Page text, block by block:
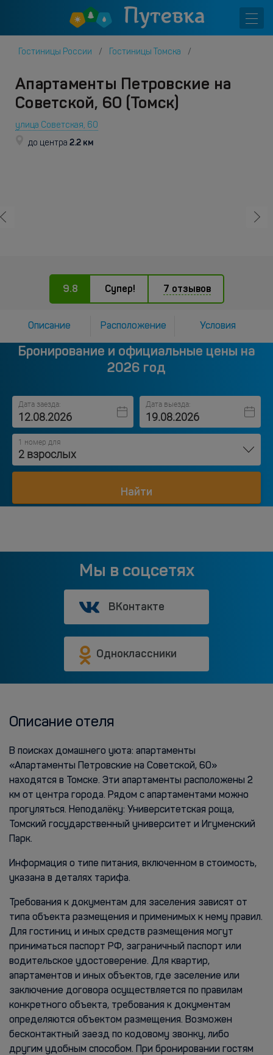
Гостиницы России Гостиницы Томска
Апартаменты Петровские на
Советской, 60 (Томск)
улица Советская, 60
до центра 2.2 км
9.8 Супер! 7 отзывов
Описание Расположение Условия
Бронирование и официальные цены на
2026 год
Дата заезда: Дата выезда:
1 номер для
2 взрослых
Найти
Мы в соцсетях
ВКонтакте
Одноклассники
Описание отеля
В поисках домашнего уюта: апартаменты
«Апартаменты Петровские на Советской, 60»
находятся в Томске. Эти апартаменты расположены 2
км от центра города. Рядом с апартаментами можно
прогуляться. Неподалёку: Университетская роща,
Томский государственный университет и Игуменский
Парк.
Информация о типе питания, включенном в стоимость,
указана в деталях тарифа.
Требования к документам для заселения зависят от
типа объекта размещения и применимых к нему правил.
Для гостиниц и иных средств размещения могут
приниматься паспорт РФ, заграничный паспорт или
водительское удостоверение. Для квартир,
апартаментов и иных объектов, где заселение или
заключение договора осуществляется по правилам
конкретного объекта, требования к документам
определяются объектом размещения. Возможен
бесконтактный заезд по кодовому звонку, либо
другим удобным способом. При бронировании гостям